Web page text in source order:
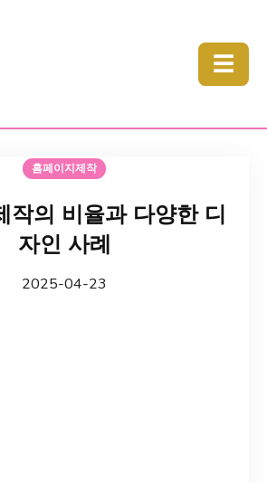
☰
홈페이지제작
작의 비율과 다양한 디
자인 사례
2025-04-23